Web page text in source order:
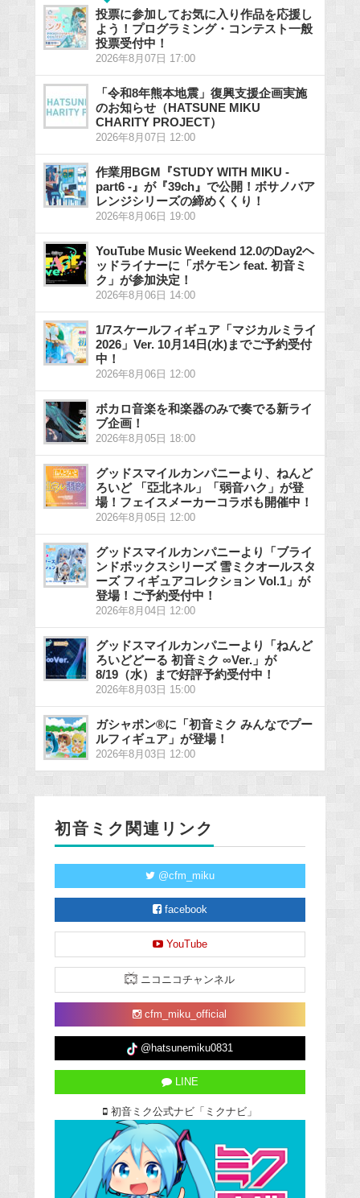
投票に参加してお気に入り作品を応援し
よう！プログラミング・コンテスト一般
投票受付中！
2026年8月07日 17:00
「令和8年熊本地震」復興支援企画実施
のお知らせ（HATSUNE MIKU
CHARITY PROJECT）
2026年8月07日 12:00
作業用BGM『STUDY WITH MIKU -
part6 -』が『39ch』で公開！ボサノバア
レンジシリーズの締めくくり！
2026年8月06日 19:00
YouTube Music Weekend 12.0のDay2ヘ
ッドライナーに「ポケモン feat. 初音ミ
ク」が参加決定！
2026年8月06日 14:00
1/7スケールフィギュア「マジカルミライ
2026」Ver. 10月14日(水)までご予約受付
中！
2026年8月06日 12:00
ボカロ音楽を和楽器のみで奏でる新ライ
ブ企画！
2026年8月05日 18:00
グッドスマイルカンパニーより、ねんど
ろいど 「亞北ネル」「弱音ハク」が登
場！フェイスメーカーコラボも開催中！
2026年8月05日 12:00
グッドスマイルカンパニーより「ブライ
ンドボックスシリーズ 雪ミクオールスタ
ーズ フィギュアコレクション Vol.1」が
登場！ご予約受付中！
2026年8月04日 12:00
グッドスマイルカンパニーより「ねんど
ろいどどーる 初音ミク ∞Ver.」が
8/19（水）まで好評予約受付中！
2026年8月03日 15:00
ガシャポン®に「初音ミク みんなでプー
ルフィギュア」が登場！
2026年8月03日 12:00
初音ミク関連リンク
@cfm_miku
facebook
YouTube
ニコニコチャンネル
cfm_miku_official
@hatsunemiku0831
LINE
初音ミク公式ナビ「ミクナビ」